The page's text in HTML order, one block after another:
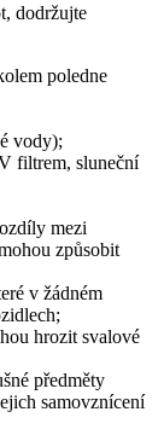
dodržujte
poledne
vody);
filtrem, sluneční
mezi
způsobit
v žádném
hrozit svalové
předměty
samovznícení